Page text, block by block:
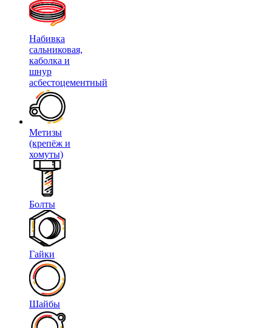
Набивка
сальниковая,
каболка и
шнур
асбестоцементный
Метизы
(крепёж и
хомуты)
Болты
Гайки
Шайбы